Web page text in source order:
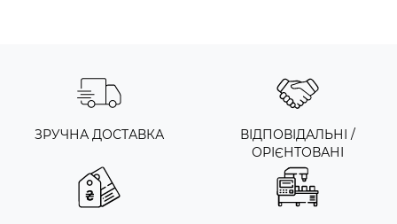
ЗРУЧНА ДОСТАВКА
ВІДПОВІДАЛЬНІ /
ОРІЄНТОВАНІ